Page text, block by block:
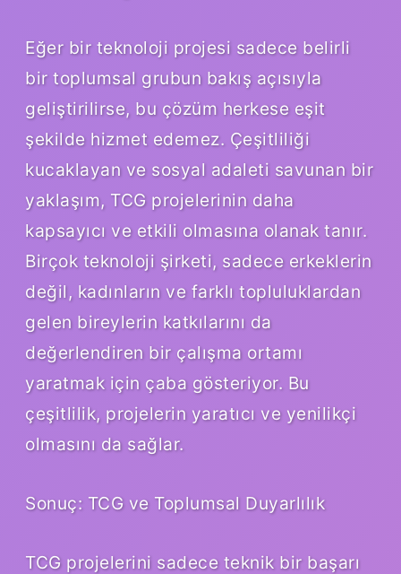
Eğer bir teknoloji projesi sadece belirli
bir toplumsal grubun bakış açısıyla
geliştirilirse, bu çözüm herkese eşit
şekilde hizmet edemez. Çeşitliliği
kucaklayan ve sosyal adaleti savunan bir
yaklaşım, TCG projelerinin daha
kapsayıcı ve etkili olmasına olanak tanır.
Birçok teknoloji şirketi, sadece erkeklerin
değil, kadınların ve farklı topluluklardan
gelen bireylerin katkılarını da
değerlendiren bir çalışma ortamı
yaratmak için çaba gösteriyor. Bu
çeşitlilik, projelerin yaratıcı ve yenilikçi
olmasını da sağlar.
Sonuç: TCG ve Toplumsal Duyarlılık
TCG projelerini sadece teknik bir başarı